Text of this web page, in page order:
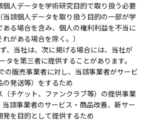
個人データを学術研究目的で取り扱う必要
当該個人データを取り扱う目的の一部が学
ある場合を含み、個人の権利利益を不当に
がある場合を除く。）
、当社は、次に掲げる場合には、当社が
タを第三者に提供することがあります。
の販売事業者に対し、当該事業者がサービ
の発送等）をするため
（チケット、ファンクラブ等）の提供事業
当該事業者のサービス・商品改善、新サー
発を目的として提供するため